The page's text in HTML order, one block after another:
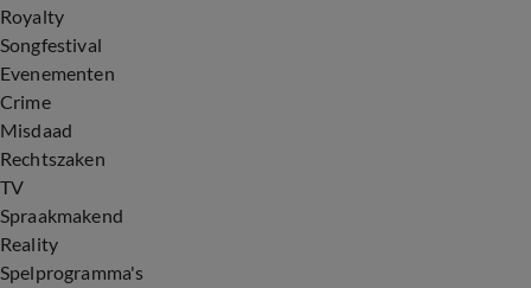
Royalty
Songfestival
Evenementen
Crime
Misdaad
Rechtszaken
TV
Spraakmakend
Reality
Spelprogramma's